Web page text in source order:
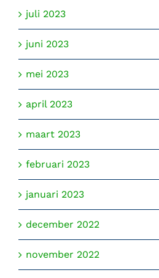
juli 2023
juni 2023
mei 2023
april 2023
maart 2023
februari 2023
januari 2023
december 2022
november 2022